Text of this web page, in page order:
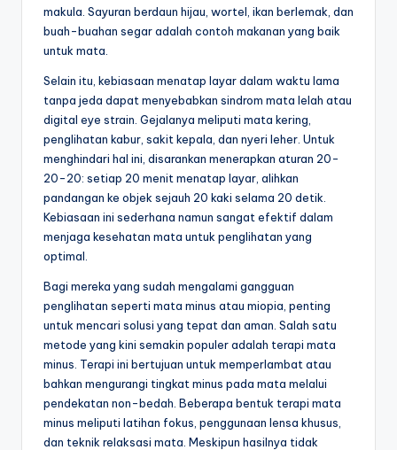
makula. Sayuran berdaun hijau, wortel, ikan berlemak, dan
buah-buahan segar adalah contoh makanan yang baik
untuk mata.
Selain itu, kebiasaan menatap layar dalam waktu lama
tanpa jeda dapat menyebabkan sindrom mata lelah atau
digital eye strain. Gejalanya meliputi mata kering,
penglihatan kabur, sakit kepala, dan nyeri leher. Untuk
menghindari hal ini, disarankan menerapkan aturan 20-
20-20: setiap 20 menit menatap layar, alihkan
pandangan ke objek sejauh 20 kaki selama 20 detik.
Kebiasaan ini sederhana namun sangat efektif dalam
menjaga kesehatan mata untuk penglihatan yang
optimal.
Bagi mereka yang sudah mengalami gangguan
penglihatan seperti mata minus atau miopia, penting
untuk mencari solusi yang tepat dan aman. Salah satu
metode yang kini semakin populer adalah terapi mata
minus. Terapi ini bertujuan untuk memperlambat atau
bahkan mengurangi tingkat minus pada mata melalui
pendekatan non-bedah. Beberapa bentuk terapi mata
minus meliputi latihan fokus, penggunaan lensa khusus,
dan teknik relaksasi mata. Meskipun hasilnya tidak